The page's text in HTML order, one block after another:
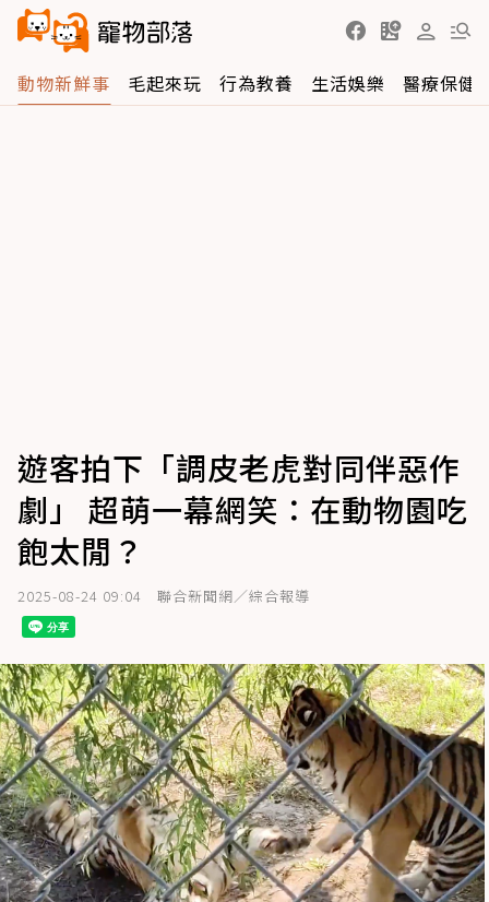
動物新鮮事 毛起來玩 行為教養 生活娛樂 醫療保健
遊客拍下「調皮老虎對同伴惡作
劇」 超萌一幕網笑：在動物園吃
飽太閒？
2025-08-24 09:04 聯合新聞網／綜合報導